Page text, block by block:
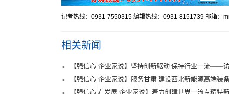
记者热线：0931-7550315 编辑热线：0931-8151739 邮箱：
相关新闻
【强信心·企业家说】坚持创新驱动 保持行业一流——
【强信心·企业家说】服务甘肃 建设西北新能源高端
长刘学刚
【强信心 看发展·企业家说】着力创建世界一流专精